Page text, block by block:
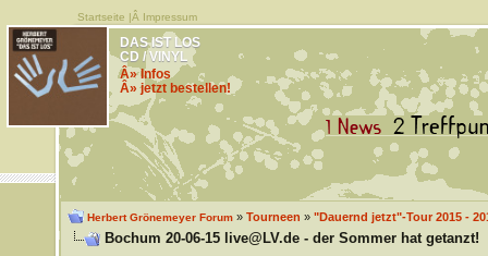
Startseite |Â Impressum
DAS IST LOS
CD / VINYL
Â» Infos
Â» jetzt bestellen!
Herbert Grönemeyer Forum» Tourneen » "Dauernd jetzt"-Tour 2015 -
Bochum 20-06-15 live@LV.de - der Sommer hat getanzt!